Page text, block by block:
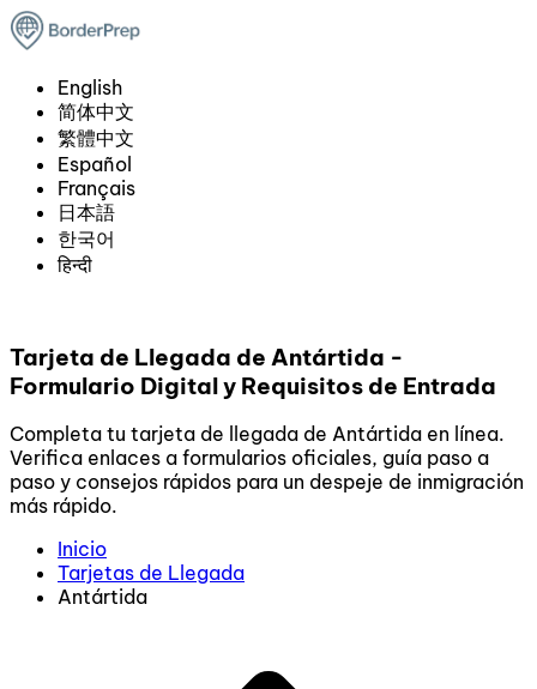
English
简体中文
繁體中文
Español
Français
日本語
한국어
हिन्दी
Tarjeta de Llegada de Antártida -
Formulario Digital y Requisitos de Entrada
Completa tu tarjeta de llegada de Antártida en línea.
Verifica enlaces a formularios oficiales, guía paso a
paso y consejos rápidos para un despeje de inmigración
más rápido.
Inicio
Tarjetas de Llegada
Antártida